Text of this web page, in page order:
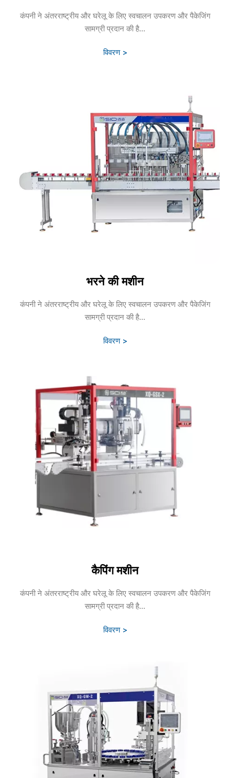
कंपनी ने अंतरराष्ट्रीय और घरेलू के लिए स्वचालन उपकरण और पैकेजिंग
सामग्री प्रदान की है...
विवरण >
भरने की मशीन
कंपनी ने अंतरराष्ट्रीय और घरेलू के लिए स्वचालन उपकरण और पैकेजिंग
सामग्री प्रदान की है...
विवरण >
कैपिंग मशीन
कंपनी ने अंतरराष्ट्रीय और घरेलू के लिए स्वचालन उपकरण और पैकेजिंग
सामग्री प्रदान की है...
विवरण >